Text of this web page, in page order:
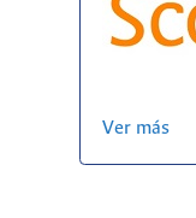
Ver más